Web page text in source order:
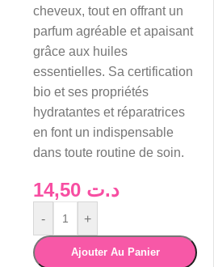
cheveux, tout en offrant un
parfum agréable et apaisant
grâce aux huiles
essentielles. Sa certification
bio et ses propriétés
hydratantes et réparatrices
en font un indispensable
dans toute routine de soin.
د.ت
- +
Ajouter Au Panier